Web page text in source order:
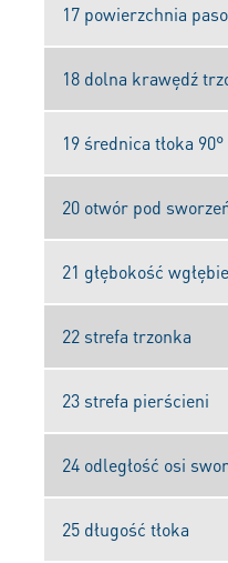
17 powierzchnia
18 dolna krawędź
19 średnica tłoka
20 otwór pod
21 głębokość
22 strefa trzonka
23 strefa pierścieni
24 odległość osi
25 długość tłoka